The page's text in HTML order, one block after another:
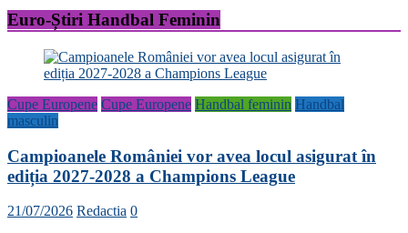
Euro-Știri Handbal Feminin
Cupe Europene Cupe Europene Handbal feminin Handbal
masculin
Campioanele României vor avea locul asigurat în
ediția 2027-2028 a Champions League
21/07/2026 Redactia 0